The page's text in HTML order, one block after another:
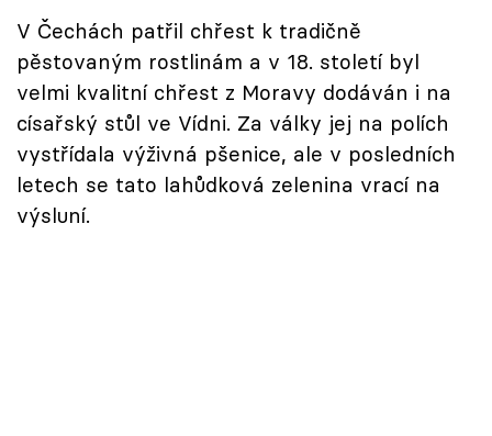
Sledujte prima+
Přihlášení
Sledujte nás
V Čechách patřil chřest k tradičně
pěstovaným rostlinám a v 18. století byl
velmi kvalitní chřest z Moravy dodáván i na
císařský stůl ve Vídni. Za války jej na polích
vystřídala výživná pšenice, ale v posledních
letech se tato lahůdková zelenina vrací na
výsluní.